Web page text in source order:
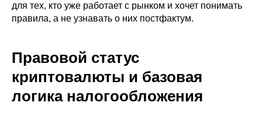
для тех, кто уже работает с рынком и хочет понимать
правила, а не узнавать о них постфактум.
Правовой статус
криптовалюты и базовая
логика налогообложения